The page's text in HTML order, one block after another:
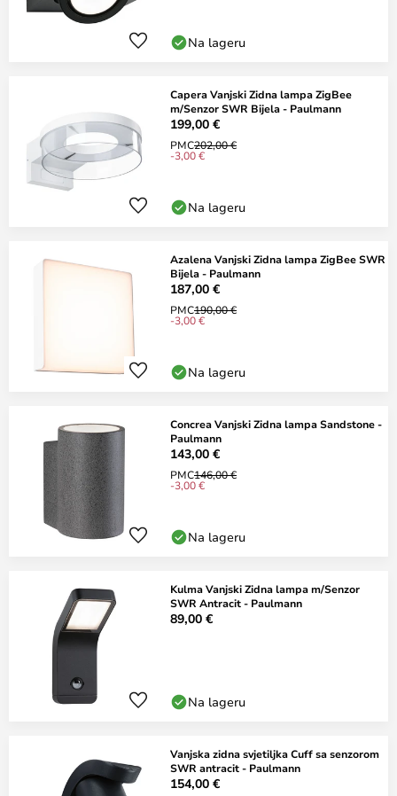
Na lageru
Capera Vanjski Zidna lampa ZigBee
m/Senzor SWR Bijela - Paulmann
199,00 €
PMC202,00 €
-3,00 €
Na lageru
Azalena Vanjski Zidna lampa ZigBee SWR
Bijela - Paulmann
187,00 €
PMC190,00 €
-3,00 €
Na lageru
Concrea Vanjski Zidna lampa Sandstone -
Paulmann
143,00 €
PMC146,00 €
-3,00 €
Na lageru
Kulma Vanjski Zidna lampa m/Senzor
SWR Antracit - Paulmann
89,00 €
Na lageru
Vanjska zidna svjetiljka Cuff sa senzorom
SWR antracit - Paulmann
154,00 €